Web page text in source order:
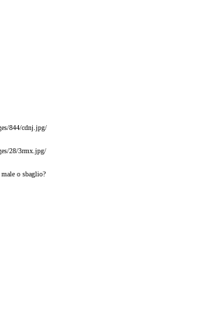
844/cdnj.jpg/
28/3rmx.jpg/
o sbaglio?